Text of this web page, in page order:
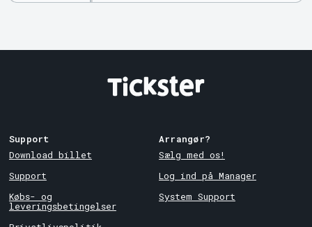
Support
Download billet
Support
Købs- og
leveringsbetingelser
Arrangør?
Sælg med os!
Log ind på Manager
System Support